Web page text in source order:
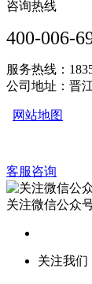
咨询热线
400-006-
服务热线：
公司地址：晋
网站地图
客服咨询
关注微信公众
关注我们